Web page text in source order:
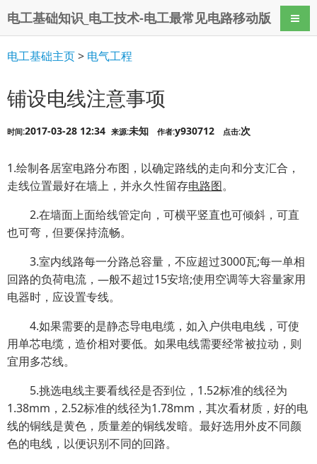
电工基础知识_电工技术-电工最常见电路移动版 导航
电工基础主页> 电气工程
铺设电线注意事项
时间:2017-03-28 12:34 来源:未知 作者:y930712 点击:次
1.绘制各居室电路分布图，以确定路线的走向和分支汇合，
走线位置最好在墙上，并永久性留存电路图。
2.在墙面上面给线管定向，可横平竖直也可倾斜，可直
也可弯，但要保持流畅。
3.室内线路每一分路总容量，不应超过3000瓦;每一单相
回路的负荷电流，—般不超过15安培;使用空调等大容量家用
电器时，应设置专线。
4.如果需要的是静态导电电缆，如入户供电电线，可使
用单芯电缆，造价相对要低。如果电线需要经常被拉动，则
宜用多芯线。
5.挑选电线主要看线径是否到位，1.52标准的线径为
1.38mm，2.52标准的线径为1.78mm，其次看材质，好的电
线的铜线是黄色，质量差的铜线发暗。最好选用外皮不同颜
色的电线，以便识别不同的回路。